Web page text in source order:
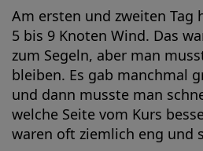
Am ersten und zweiten Tag
5 bis 9 Knoten Wind. Das
zum Segeln, aber man
bleiben. Es gab manchmal
und dann musste man
welche Seite vom Kurs
waren oft ziemlich eng und